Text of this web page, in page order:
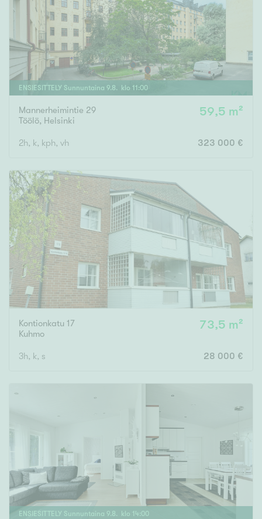
Välttävä
Ominaisuudet
Hissi
Järvi- tai merinäköala
Maalämpö
Oma ranta
Oma sauna
Senioriasunto
ENSIESITTELY Sunnuntaina 9.8. klo 11 :00
Mannerheimintie 29
Töölö, Helsinki
59,5 m²
2h, k, kph, vh 323 000 €
Kontionkatu 17
Kuhmo
73,5 m²
3h, k, s 28 000 €
ENSIESITTELY Sunnuntaina 9. 8 . klo 14:00